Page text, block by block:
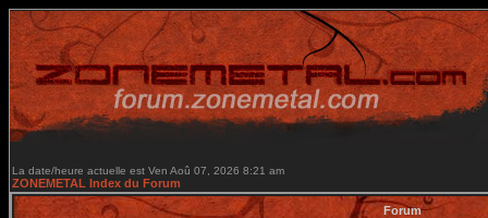
La date/heure actuelle est Ven Aoû 07, 2026 8:21 am
ZONEMETAL Index du Forum
Forum